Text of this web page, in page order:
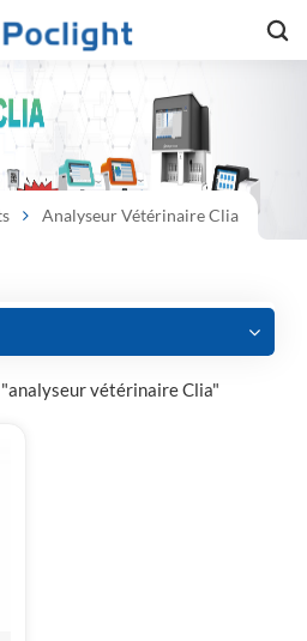
Analyseur Vétérinaire Clia
vétérinaire Clia"